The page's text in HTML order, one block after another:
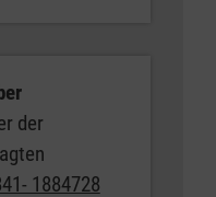
der
1884728